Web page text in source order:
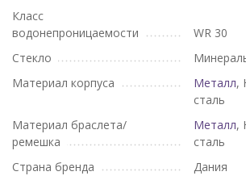
Класс
водонепроницаемости
WR 30
Стекло
Материал корпуса
Металл,
сталь
Материал браслета/
ремешка
Металл,
сталь
Страна бренда
Дания